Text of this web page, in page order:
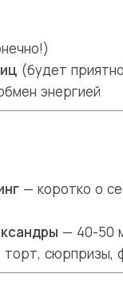
(будет
энергией
— коротко о
— 40-50
торт, сюрпризы,